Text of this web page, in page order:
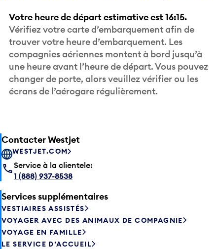
Votre heure de départ estimative est 16:15.
Vérifiez votre carte d’embarquement afin de
trouver votre heure d’embarquement. Les
compagnies aériennes montent à bord jusqu’à
une heure avant l’heure de départ. Vous pouvez
changer de porte, alors veuillez vérifier ou les
écrans de l’aérogare régulièrement.
Contacter Westjet
WESTJET.COM
Service à la clientele:
1 (888) 937-8538
Services supplémentaires
VESTIAIRES ASSISTÉS
VOYAGER AVEC DES ANIMAUX DE COMPAGNIE
VOYAGE EN FAMILLE
LE SERVICE D’ACCUEIL